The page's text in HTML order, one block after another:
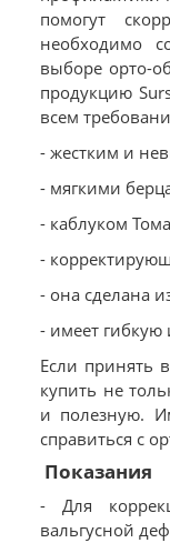
помогут
необходимо
выборе орто-
продукцию
всем
- жестким и
- мягкими
- каблуком
-
- она сделана
- имеет гибкую
Если принять
купить не
и полезную.
справиться с
Показания
- Для
вальгусной